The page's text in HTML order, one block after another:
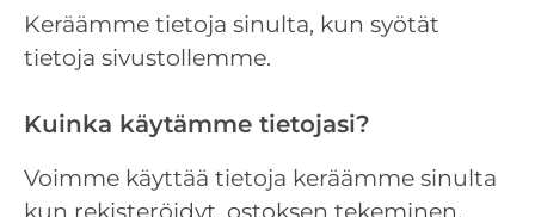
Keräämme tietoja sinulta, kun syötät
tietoja sivustollemme.
Kuinka käytämme tietojasi?
Voimme käyttää tietoja keräämme sinulta
kun rekisteröidyt, ostoksen tekeminen,